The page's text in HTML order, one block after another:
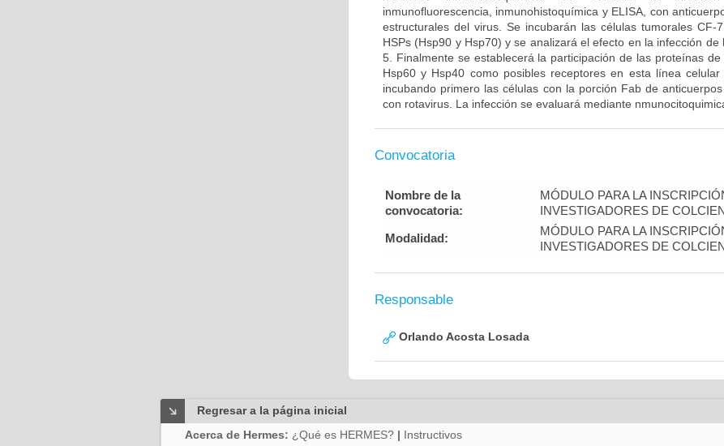
inmunofluorescencia, inmunohistoquímica y ELISA, con
estructurales del virus. Se incubarán las células tumorales CF-
HSPs (Hsp90 y Hsp70) y se analizará el efecto en la infección de
5. Finalmente se establecerá la participación de las proteínas de
Hsp60 y Hsp40 como posibles receptores en esta línea
incubando primero las células con la porción Fab de
con rotavirus. La infección se evaluará mediante
Convocatoria
Nombre de la
convocatoria:
MÓDULO PARA LA
INVESTIGADORES DE
Modalidad:
MÓDULO PARA LA
INVESTIGADORES DE
Responsable
Orlando Acosta Losada
Regresar a la página inicial
Acerca de Hermes: ¿Qué es HERMES? | Instructivos